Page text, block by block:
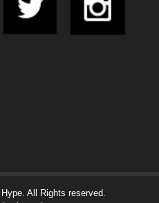
All Rights reserved.